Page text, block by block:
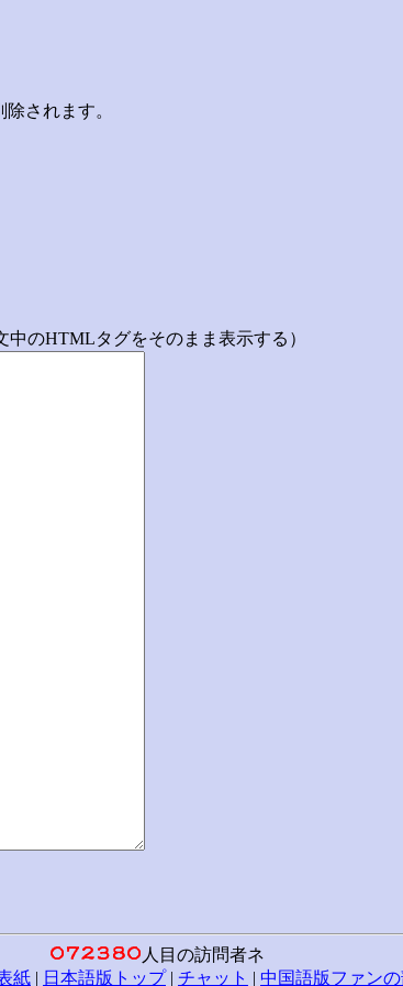
されます。
中のHTMLタグをそのまま表示する）
人目の訪問者ネ
紙 | 日本語版トップ| チャット | 中国語版ファン